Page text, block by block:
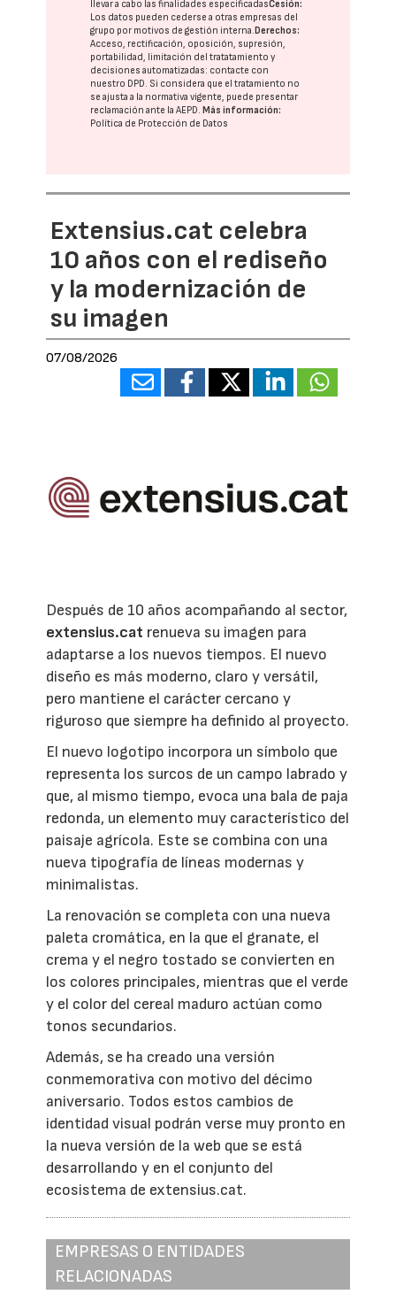
llevar a cabo las finalidades especificadasCesión:
Los datos pueden cederse a otras empresas del
grupo por motivos de gestión interna.Derechos:
Acceso, rectificación, oposición, supresión,
portabilidad, limitación del tratatamiento y
decisiones automatizadas: contacte con
nuestro DPD. Si considera que el tratamiento no
se ajusta a la normativa vigente, puede presentar
reclamación ante laAEPD.Más información:
Política de Protección de Datos
Extensius.cat celebra
10 años con el rediseño
y la modernización de
su imagen
07/08/2026
Después de 10 años acompañando al sector,
extensius.cat renueva su imagen para
adaptarse a los nuevos tiempos. El nuevo
diseño es más moderno, claro y versátil,
pero mantiene el carácter cercano y
riguroso que siempre ha definido al proyecto.
El nuevo logotipo incorpora un símbolo que
representa los surcos de un campo labrado y
que, al mismo tiempo, evoca una bala de paja
redonda, un elemento muy característico del
paisaje agrícola. Este se combina con una
nueva tipografía de líneas modernas y
minimalistas.
La renovación se completa con una nueva
paleta cromática, en la que el granate, el
crema y el negro tostado se convierten en
los colores principales, mientras que el verde
y el color del cereal maduro actúan como
tonos secundarios.
Además, se ha creado una versión
conmemorativa con motivo del décimo
aniversario. Todos estos cambios de
identidad visual podrán verse muy pronto en
la nueva versión de la web que se está
desarrollando y en el conjunto del
ecosistema de extensius.cat.
EMPRESAS O ENTIDADES
RELACIONADAS